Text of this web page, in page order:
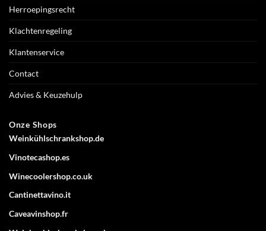
Herroepingsrecht
Klachtenregeling
Klantenservice
Contact
Advies & Keuzehulp
Onze Shops
Weinkühlschrankshop.de
Vinotecashop.es
Winecoolershop.co.uk
Cantinettavino.it
Caveavinshop.fr